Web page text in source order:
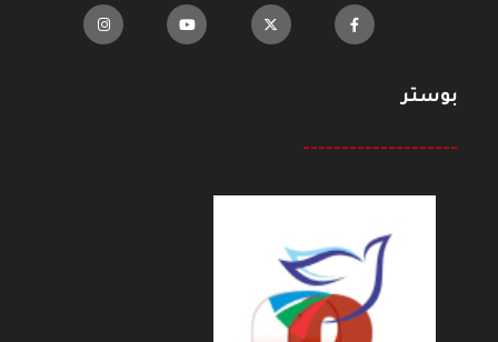
بوستر
--------------------